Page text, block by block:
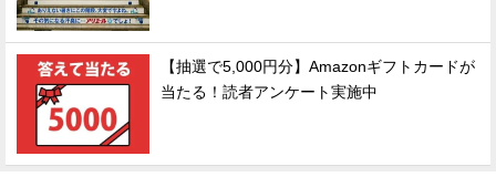
【抽選で5,000円分】Amazonギフトカードが
当たる！読者アンケート実施中